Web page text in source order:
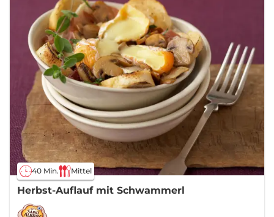
40 Min. Mittel
Herbst-Auflauf mit Schwammerl